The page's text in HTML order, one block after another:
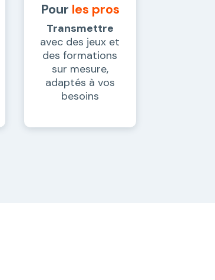
Pour les pros
Transmettre
avec des jeux et
des formations
sur mesure,
adaptés à vos
besoins